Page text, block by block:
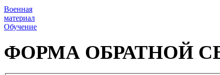
Военная
материал
Обучение
ФОРМА ОБРАТНОЙ